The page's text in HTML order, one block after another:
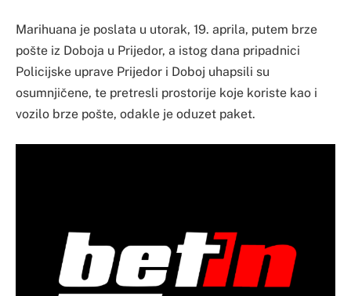
Marihuana je poslata u utorak, 19. aprila, putem brze
pošte iz Doboja u Prijedor, a istog dana pripadnici
Policijske uprave Prijedor i Doboj uhapsili su
osumnjičene, te pretresli prostorije koje koriste kao i
vozilo brze pošte, odakle je oduzet paket.